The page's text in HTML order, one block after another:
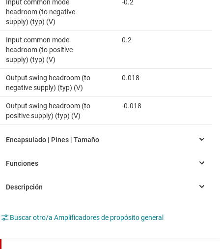
Input common mode
headroom (to negative
supply) (typ) (V)
-0.2
Input common mode
headroom (to positive
supply) (typ) (V)
0.2
Output swing headroom (to
negative supply) (typ) (V)
0.018
Output swing headroom (to
positive supply) (typ) (V)
-0.018
Buscar otro/a Amplificadores de propósito general